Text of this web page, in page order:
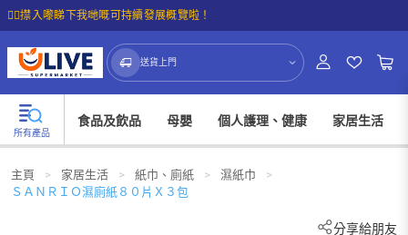
☝🏼㩒入嚟睇下我哋嘅可持續發展概覽啦！
送貨上門
所有產品
食品及飲品 母嬰 個人護理、健康 家居生活
主頁 > 家居生活 > 紙巾、廁紙 > 濕紙巾
>
ＳＡＮＲＩＯ濕廁紙８０片Ｘ３包
分享給朋友